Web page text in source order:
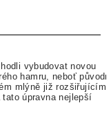
vybudovat novou
hamru, neboť
mlýně již rozšiřujícímu
úpravna nejlepší